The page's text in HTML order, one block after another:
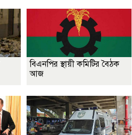
বিএনপির স্থায়ী কমিটির বৈঠক
আজ